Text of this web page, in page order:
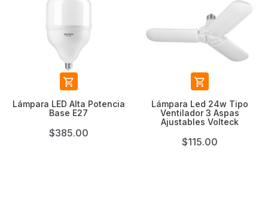

Lámpara LED Alta Potencia
Base E27
$385.00

Lámpara Led 24w Tipo
Ventilador 3 Aspas
Ajustables Volteck
$115.00